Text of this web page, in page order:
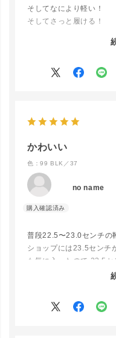
カラー/サイズ
／37
▲ 残りわずか
そしてなにより軽い！
そしてさっと履ける！
オールシーズン履けるん
増えたら色違いで買いた
かわいい
色：99 BLK／37
no name
普段22.5〜23.0センチの
ショップには23.5センチ
も気に入ったので 23.5セ
1番きつい方の穴にして